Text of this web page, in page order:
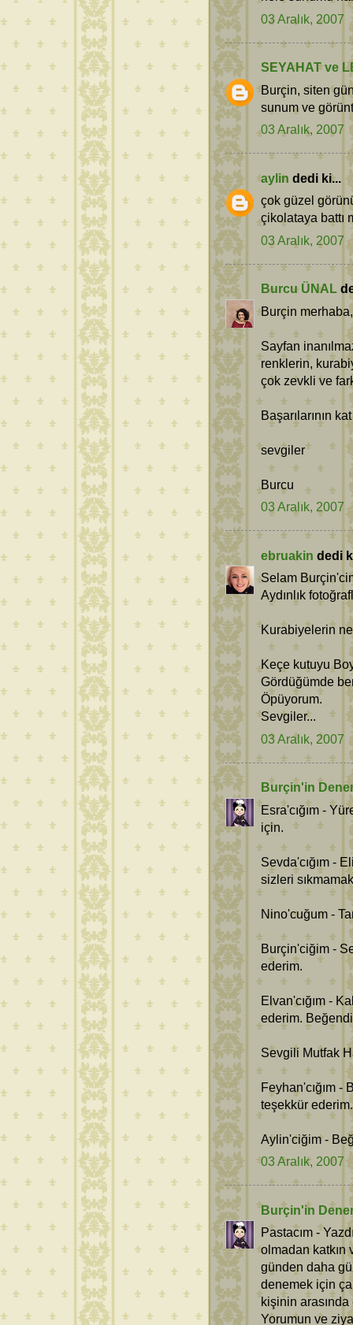
03 Aralık, 2007
SEYAHAT ve
Burçin, siten
sunum ve
03 Aralık, 2007
aylin dedi ki...
çok güzel
çikolataya battı
03 Aralık, 2007
Burcu ÜNAL
Burçin merhaba,
Sayfan
renklerin,
çok zevkli ve
Başarılarının
sevgiler
Burcu
03 Aralık, 2007
ebruakin dedi
Selam
Aydınlık
Kurabiyelerin
Keçe kutuyu
Gördüğümde
Öpüyorum.
Sevgiler...
03 Aralık, 2007
Burçin'in
Esra'cığım -
için.
Sevda'cığım -
sizleri
Nino'cuğum -
Burçin'ciğim -
ederim.
Elvan'cığım -
ederim.
Sevgili Mutfak
Feyhan'cığım
teşekkür ederim.
Aylin'ciğim -
03 Aralık, 2007
Burçin'in
Pastacım -
olmadan katkın
günden daha
denemek için
kişinin arasında
Yorumun ve